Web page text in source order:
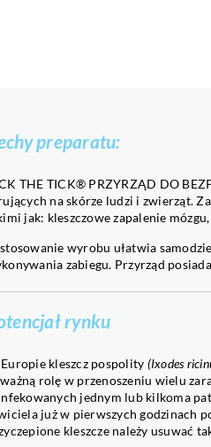
preparatu:
THE TICK® PRZYRZĄD DO
na skórze ludzi i zwierząt.
jak: kleszczowe zapalenie
wyrobu ułatwia
zabiegu. Przyrząd
rynku
kleszcz pospolity (Ixodes
rolę w przenoszeniu wielu
jednym lub kilkoma
już w pierwszych godzinach
kleszcze należy usuwać